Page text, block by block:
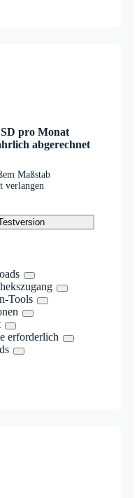
pro Monat
abgerechnet
Maßstab
verlangen
Tools
erforderlich